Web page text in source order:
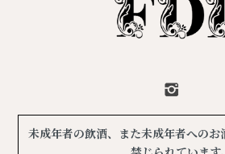
未成年者の飲酒、また未成年者へのお